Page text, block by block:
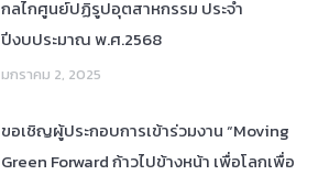
กลไกศูนย์ปฏิรูปอุตสาหกรรม ประจำ
ปีงบประมาณ พ.ศ.2568
มกราคม 2, 2025
ขอเชิญผู้ประกอบการเข้าร่วมงาน “Moving
Green Forward ก้าวไปข้างหน้า เพื่อโลกเพื่อ